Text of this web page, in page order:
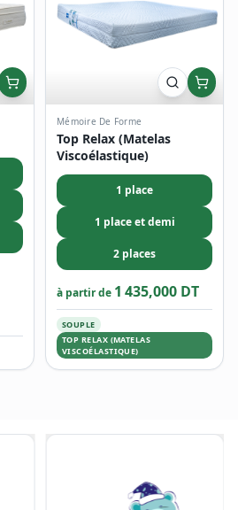
Mémoire De Forme
Top Relax (Matelas
Viscoélastique)
1 place
1 place et demi
2 places
à partir de 1 435,000 DT
SOUPLE
TOP RELAX (MATELAS
VISCOÉLASTIQUE)